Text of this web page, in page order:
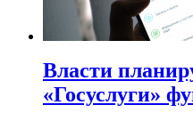
Власти
«Госуслуги»